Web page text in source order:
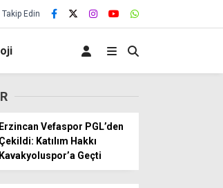
Takip Edin
Erzincan Vefaspor PGL’den
Çekildi: Katılım Hakkı
Kavakyoluspor’a Geçti